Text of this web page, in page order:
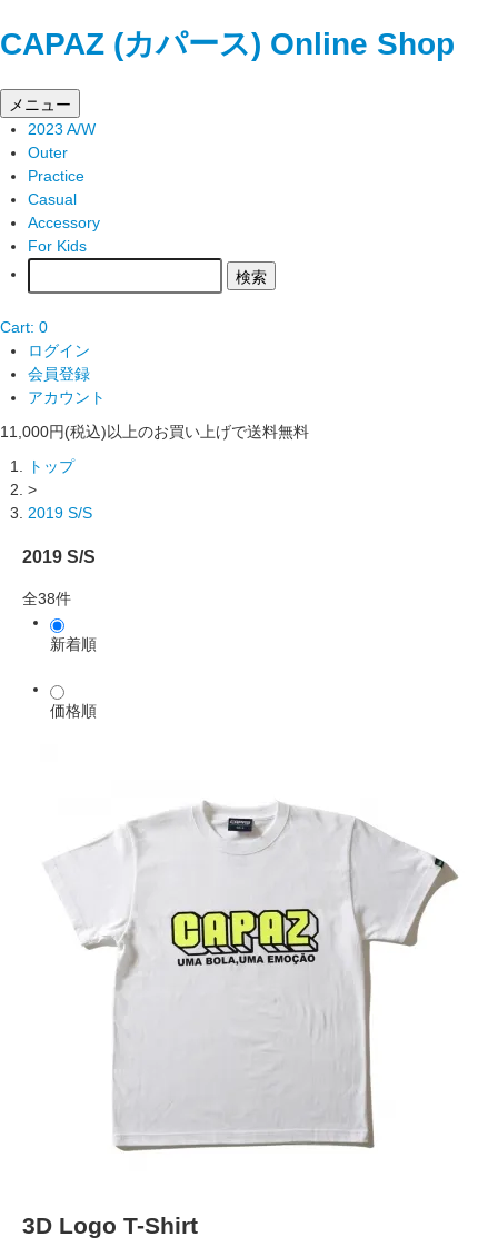
CAPAZ (カパース) Online Shop
メニュー
2023 A/W
Outer
Practice
Casual
Accessory
For Kids
Cart: 0
ログイン
会員登録
アカウント
11,000円(税込)以上のお買い上げで送料無料
トップ
>
2019 S/S
2019 S/S
全38件
新着順
価格順
3D Logo T-Shirt